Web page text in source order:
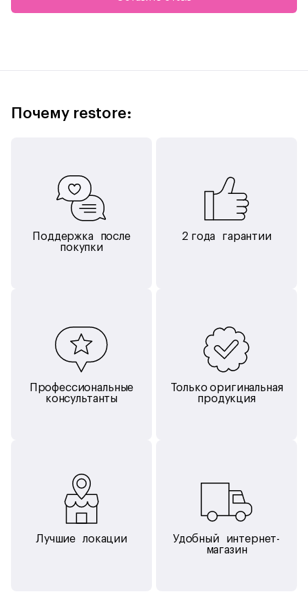
Высокая надежность конструкции
Двойные чистящие салфетки
значительно снижает трение.
Эффективное и элегантное движение на резных
гусеничных лентах
Новые ленты, созданные по принципу протектора шин,
Основные технологии эффективно сочетаются и
обеспечивают динамическую регулировку пневматической
подушки во время высокоскоростных возвратно-
поступательных движений чистящих салфеток,
герметичное соединение и сбалансированное усилие для
Увеличенная на 40% площадь всасывания и улучшенный
герметичный дизайн надежно фиксируют HOBOT на
вертикальных поверхностях и эффективно удаляют пыль и
грязь. Сила всасывания в 4800 Па позволяет HOBOT
двигаться устойчиво вверх и вниз без скольжения.
Почему restore:
Поддержка после
покупки
2 года гарантии
Профессиональные
консультанты
Только оригинальная
продукция
Лучшие локации
Удобный интернет-
магазин